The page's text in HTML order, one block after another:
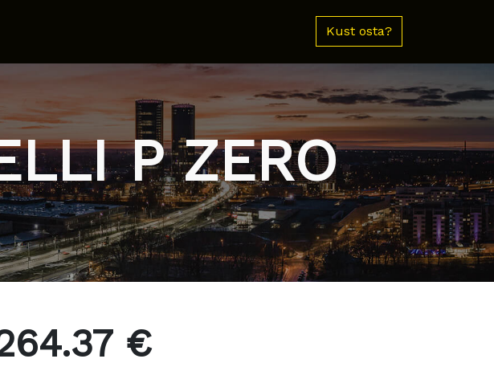
Kust osta?
P ZERO
€